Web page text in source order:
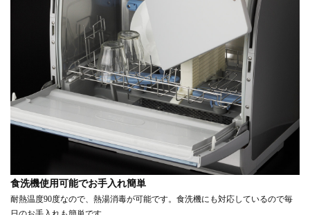
食洗機使用可能でお手入れ簡単
耐熱温度90度なので、熱湯消毒が可能です。食洗機にも対応しているので毎